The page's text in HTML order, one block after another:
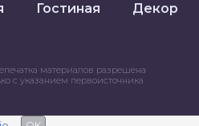
Гостиная Декор
материалов разрешена
с указанием первоисточника